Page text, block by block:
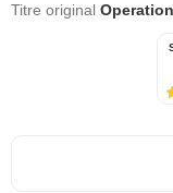
Titre original